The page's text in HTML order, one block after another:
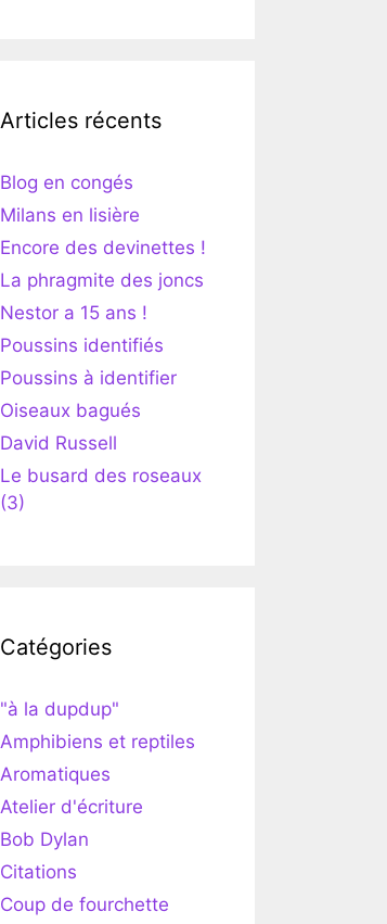
Articles récents
Blog en congés
Milans en lisière
Encore des devinettes !
La phragmite des joncs
Nestor a 15 ans !
Poussins identifiés
Poussins à identifier
Oiseaux bagués
David Russell
Le busard des roseaux
(3)
Catégories
"à la dupdup"
Amphibiens et reptiles
Aromatiques
Atelier d'écriture
Bob Dylan
Citations
Coup de fourchette